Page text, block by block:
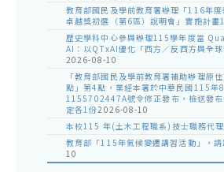
教育部國民及學前教育署辦理「116年
卓越獎初選（第6區）說明會」實施計畫
歷史學科中心參與辦理115學年度當
AI：以QTxAI優化「西方／反西方與全球
2026-08-10
「教育部國民及學前教育署補助辦理原
點」第4點，業經本署於中華民國115年
1155702447A號令修正發布，檢送發
定各1份2026-08-10
本校115 年(土木工程職系)技士職務代
教育部「115年氣候變遷講習活動」，請
10